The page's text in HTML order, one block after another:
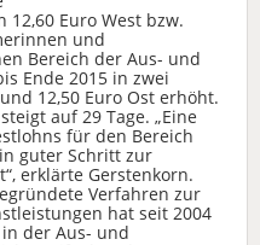
Euro West bzw.
und
Bereich der Aus- und
Ende 2015 in zwei
12,50 Euro Ost erhöht.
auf 29 Tage. „Eine
für den Bereich
guter Schritt zur
erklärte Gerstenkorn.
Verfahren zur
hat seit 2004
der Aus- und